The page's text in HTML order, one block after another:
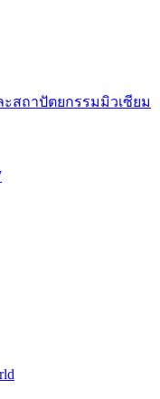
สถาปัตยกรรมมิวเซียม